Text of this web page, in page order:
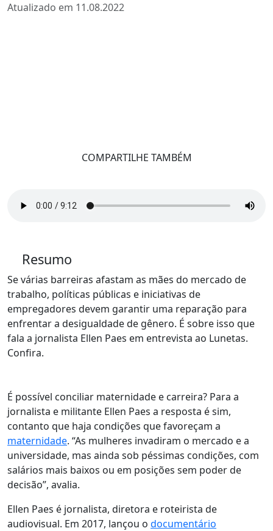
Atualizado em 11.08.2022
COMPARTILHE TAMBÉM
Resumo
Se várias barreiras afastam as mães do mercado de
trabalho, políticas públicas e iniciativas de
empregadores devem garantir uma reparação para
enfrentar a desigualdade de gênero. É sobre isso que
fala a jornalista Ellen Paes em entrevista ao Lunetas.
Confira.
É possível conciliar maternidade e carreira? Para a
jornalista e militante Ellen Paes a resposta é sim,
contanto que haja condições que favoreçam a
maternidade. “As mulheres invadiram o mercado e a
universidade, mas ainda sob péssimas condições, com
salários mais baixos ou em posições sem poder de
decisão”, avalia.
Ellen Paes é jornalista, diretora e roteirista de
audiovisual. Em 2017, lançou o documentário